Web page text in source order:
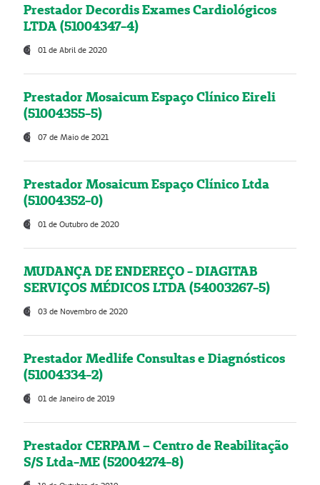
Prestador Decordis Exames Cardiológicos
LTDA (51004347-4)
01 de Abril de 2020
Prestador Mosaicum Espaço Clínico Eireli
(51004355-5)
07 de Maio de 2021
Prestador Mosaicum Espaço Clínico Ltda
(51004352-0)
01 de Outubro de 2020
MUDANÇA DE ENDEREÇO - DIAGITAB
SERVIÇOS MÉDICOS LTDA (54003267-5)
03 de Novembro de 2020
Prestador Medlife Consultas e Diagnósticos
(51004334-2)
01 de Janeiro de 2019
Prestador CERPAM – Centro de Reabilitação
S/S Ltda-ME (52004274-8)